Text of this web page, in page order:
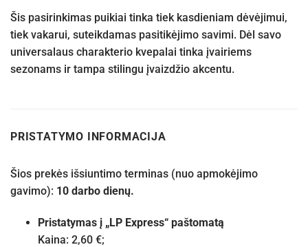
Šis pasirinkimas puikiai tinka tiek kasdieniam dėvėjimui,
tiek vakarui, suteikdamas pasitikėjimo savimi. Dėl savo
universalaus charakterio kvepalai tinka įvairiems
sezonams ir tampa stilingu įvaizdžio akcentu.
PRISTATYMO INFORMACIJA
Šios prekės išsiuntimo terminas (nuo apmokėjimo
gavimo): 10 darbo dienų.
Pristatymas į „LP Express“ paštomatą
Kaina: 2,60 €;